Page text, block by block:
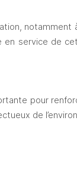
notamment
service de
pour
de